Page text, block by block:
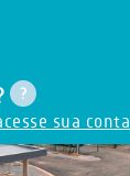
sua conta